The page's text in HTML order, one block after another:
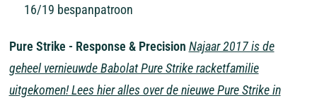
16/19 bespanpatroon
Pure Strike - Response & Precision Najaar 2017 is de
geheel vernieuwde Babolat Pure Strike racketfamilie
uitgekomen! Lees hier alles over de nieuwe Pure Strike in